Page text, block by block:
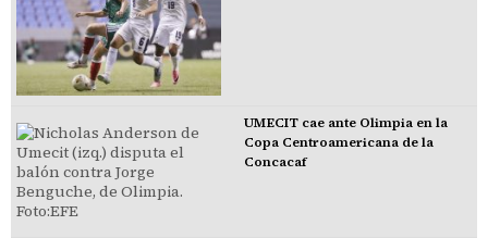
UMECIT cae ante Olimpia en la
Copa Centroamericana de la
Concacaf